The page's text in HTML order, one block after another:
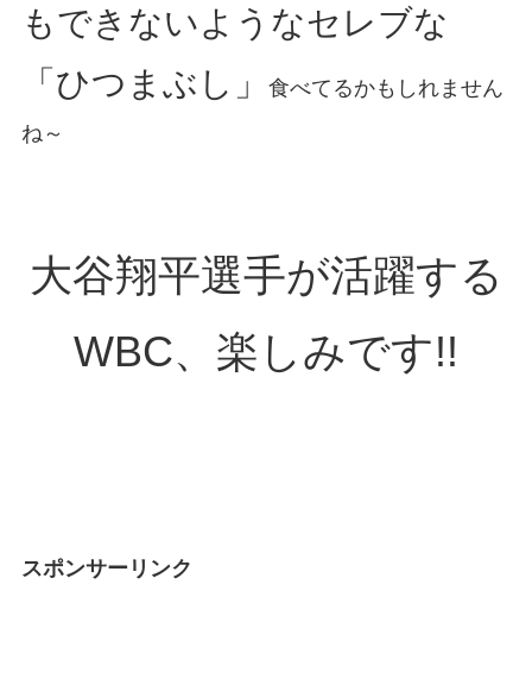
もできないようなセレブな
「ひつまぶし」
食べてるかもしれません
ね～
大谷翔平選手が活躍する
WBC、楽しみです!!
スポンサーリンク